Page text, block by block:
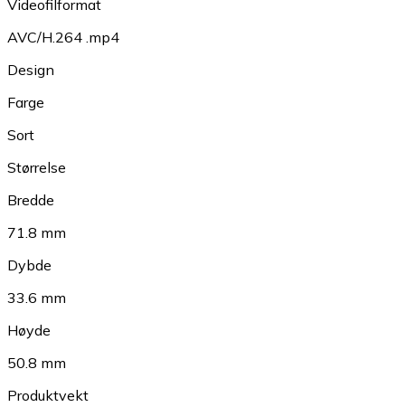
Videofilformat
AVC/H.264 .mp4
Design
Farge
Sort
Størrelse
Bredde
71.8 mm
Dybde
33.6 mm
Høyde
50.8 mm
Produktvekt